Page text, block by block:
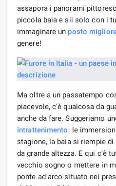
assapora i panorami
piccola baia e sii solo con i
immaginare un posto
genere!
Ma oltre a un passatempo
piacevole, c'è qualcosa da
anche da fare. Suggeriamo
intrattenimento: le
stagione, la baia si riempie
da grande altezza. E qui c'è
vecchio sogno o mettere in
ponte ad arco situato nei